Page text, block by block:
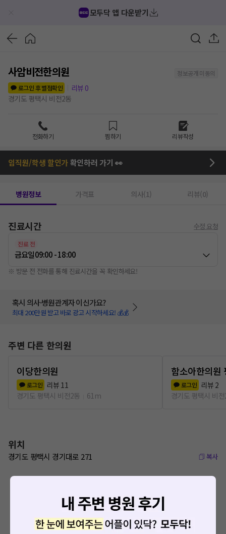
모두닥 앱 다운받기
사암비전한의원
정보공개 미동의
로그인 후 별점확인
리뷰 0
경기도 평택시 비전2동
전화하기 찜하기 리뷰작성
임직원/학생 할인가확인하러 가기 👀
병원정보 가격표 의사(1) 리뷰(0)
진료시간 수정 요청
진료 전
금요일09:00 - 18:00
※ 방문 전 전화를 통해 진료시간을 꼭 확인하세요!
혹시 의사·병원관계자 이신가요?
최대 200만원 받고 바로 광고 시작하세요! 💰💰
주변 다른 한의원
이당한의원
로그인 리뷰 11
경기도 평택시 비전2동
61m
함소아한의원
로그인 리뷰 2
경기도 평택시 비
위치
경기도 평택시 경기대로 271 복사